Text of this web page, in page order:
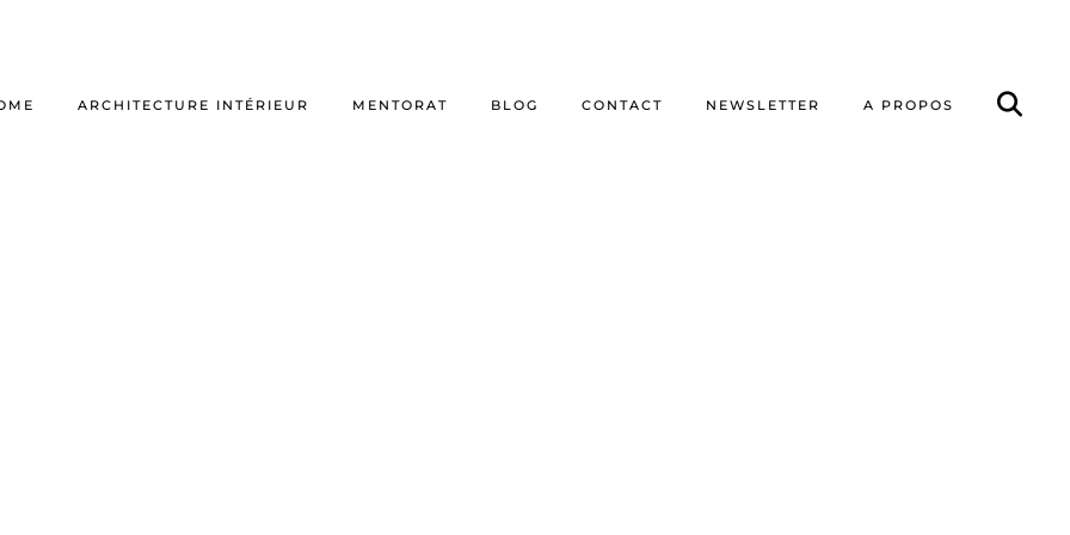
ARCHITECTURE INTÉRIEUR MENTORAT BLOG CONTACT NEWSLETTER A PROPOS